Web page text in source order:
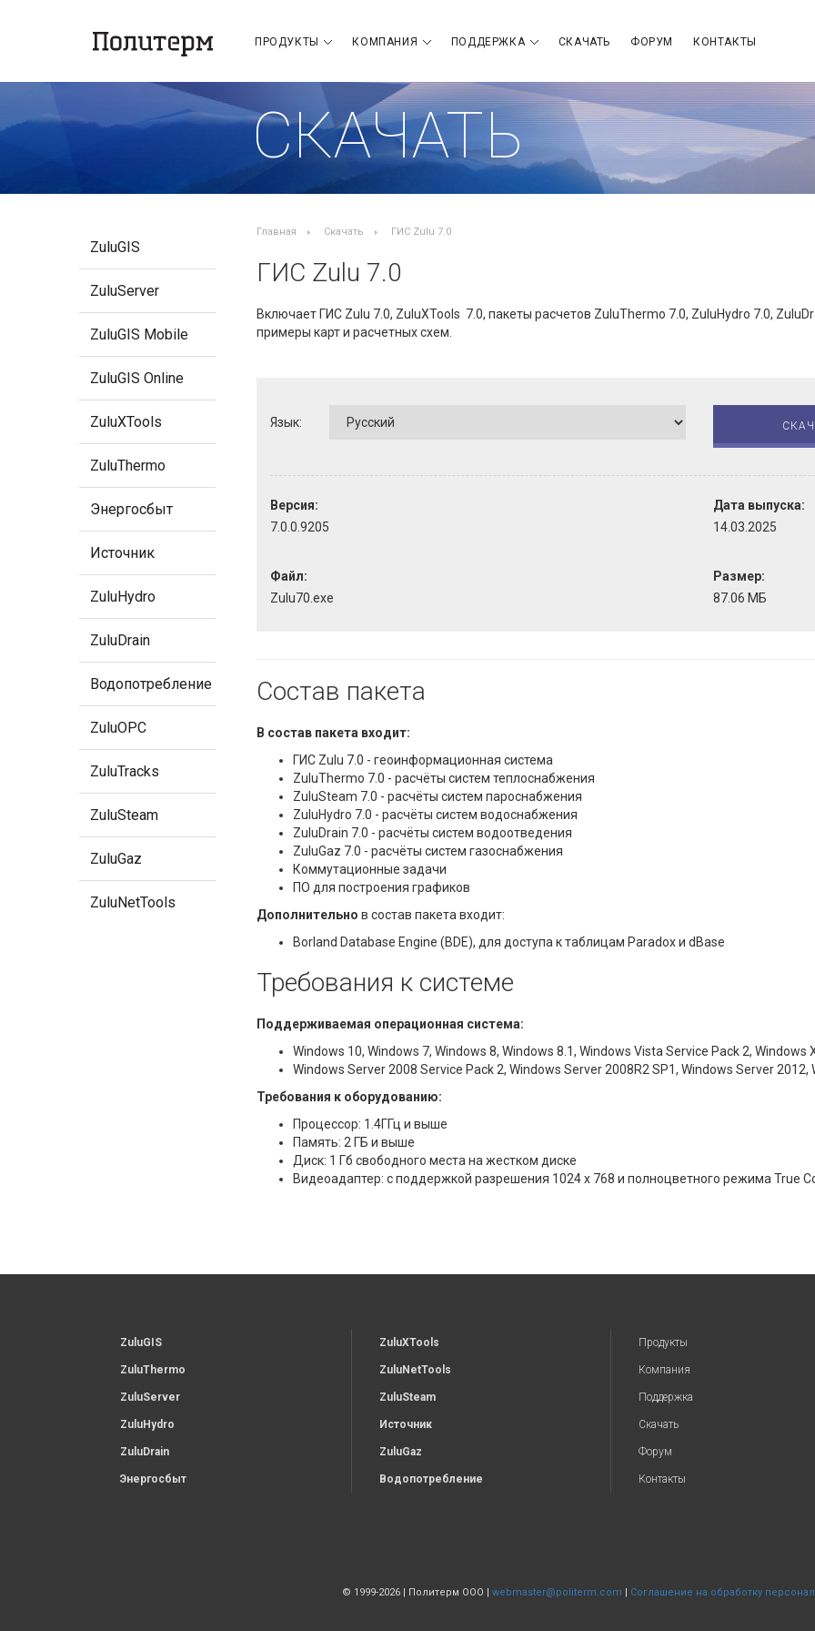
ПРОДУКТЫ КОМПАНИЯ ПОДДЕРЖКА СКАЧАТЬ ФОРУМ КОНТАКТЫ
СКАЧАТЬ
ZuluGIS
ZuluServer
ZuluGIS Mobile
ZuluGIS Online
ZuluXTools
ZuluThermo
Энергосбыт
Источник
ZuluHydro
ZuluDrain
Водопотребление
ZuluOPC
ZuluTracks
ZuluSteam
ZuluGaz
ZuluNetTools
Главная Скачать ГИС Zulu 7.0
ГИС Zulu 7.0
Включает ГИС Zulu 7.0, ZuluXTools 7.0, пакеты расчетов ZuluThermo 7.0, ZuluHydro 7.0,
примеры карт и расчетных схем.
Язык:
Версия:
7.0.0.9205
Дата выпуска:
14.03.2025
Файл:
Zulu70.exe
Размер:
87.06 МБ
Состав пакета
В состав пакета входит:
ГИС Zulu 7.0 - геоинформационная система
ZuluThermo 7.0 - расчёты систем теплоснабжения
ZuluSteam 7.0 - расчёты систем пароснабжения
ZuluHydro 7.0 - расчёты систем водоснабжения
ZuluDrain 7.0 - расчёты систем водоотведения
ZuluGaz 7.0 - расчёты систем газоснабжения
Коммутационные задачи
ПО для построения графиков
Дополнительно в состав пакета входит:
Borland Database Engine (BDE), для доступа к таблицам Paradox и dBase
Требования к системе
Поддерживаемая операционная система:
Windows 10, Windows 7, Windows 8, Windows 8.1, Windows Vista Service Pack 2, Windows
Windows Server 2008 Service Pack 2, Windows Server 2008R2 SP1, Windows Server
Требования к оборудованию:
Процессор: 1.4ГГц и выше
Память: 2 ГБ и выше
Диск: 1 Гб свободного места на жестком диске
Видеоадаптер: с поддержкой разрешения 1024 x 768 и полноцветного режима True
ZuluGIS
ZuluThermo
ZuluServer
ZuluHydro
ZuluDrain
Энергосбыт
ZuluXTools
ZuluNetTools
ZuluSteam
Источник
ZuluGaz
Водопотребление
Продукты
Компания
Поддержка
Скачать
Форум
Контакты
© 1999-2026 | Политерм ООО | webmaster@politerm.com | Соглашение на обработку